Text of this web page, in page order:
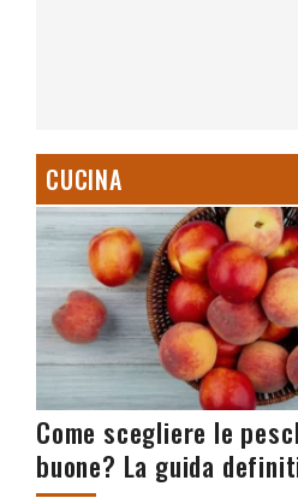
CUCINA
Come scegliere le
buone? La guida